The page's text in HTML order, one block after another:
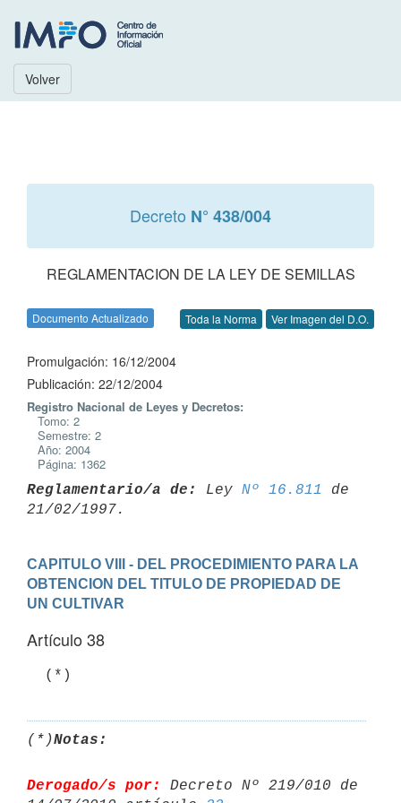
Volver
Decreto N° 438/004
REGLAMENTACION DE LA LEY DE SEMILLAS
Documento Actualizado Toda la Norma Ver Imagen del D.O.
Promulgación: 16/12/2004
Publicación: 22/12/2004
Registro Nacional de Leyes y Decretos:
Tomo: 2
Semestre: 2
Año: 2004
Página: 1362
Reglamentario/a de: Ley Nº 16.811
de
CAPITULO VIII - DEL PROCEDIMIENTO PARA LA
OBTENCION DEL TITULO DE PROPIEDAD DE
UN CULTIVAR
Artículo 38
  (*)
(*)Notas:
Derogado/s por:
Decreto Nº 219/010 de